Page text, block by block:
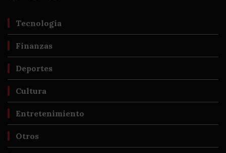
Tecnología
Finanzas
Deportes
Cultura
Entretenimiento
Otros